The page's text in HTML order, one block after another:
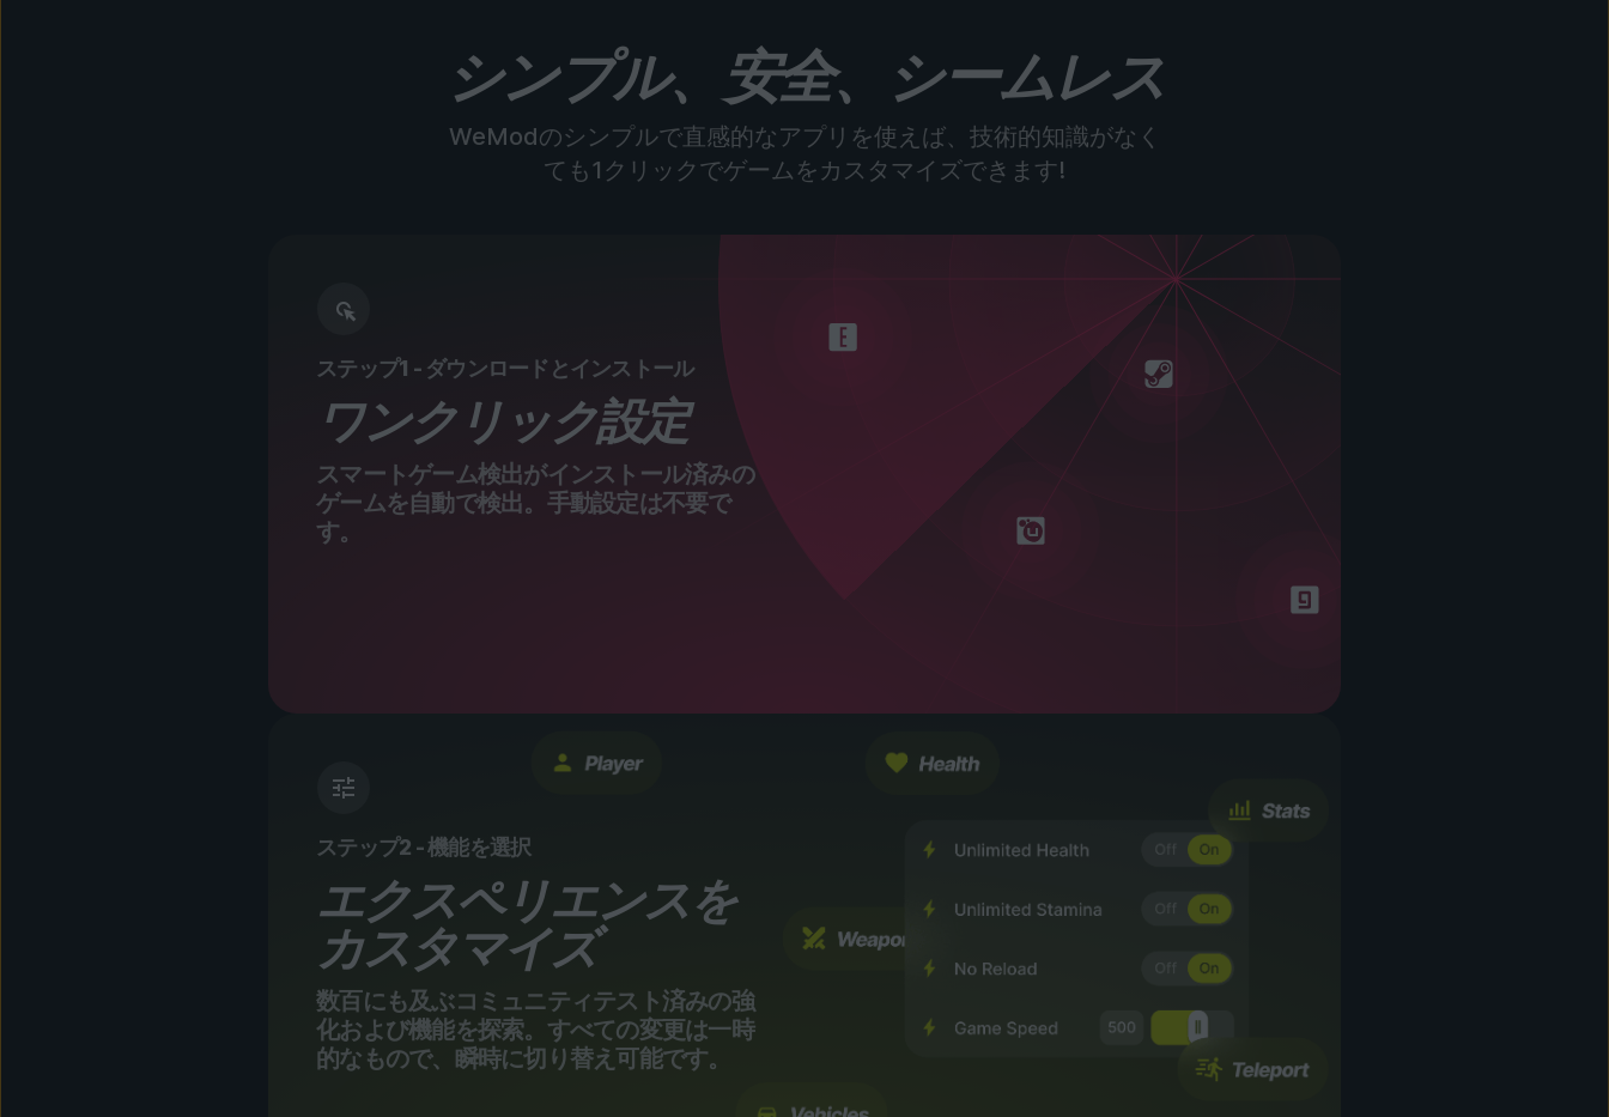
シンプル、安全、シームレス
WeModのシンプルで直感的なアプリを使えば、技術的知識がなく
ても1クリックでゲームをカスタマイズできます!
ステップ1 - ダウンロードとインストール
ワンクリック設定
スマートゲーム検出がインストール済みの
ゲームを自動で検出。手動設定は不要で
す。
ステップ2 - 機能を選択
エクスペリエンスを
カスタマイズ
数百にも及ぶコミュニティテスト済みの強
化および機能を探索。すべての変更は一時
的なもので、瞬時に切り替え可能です。